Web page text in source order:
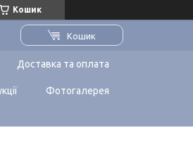
Кошик
Кошик
Доставка та оплата
Фотогалерея